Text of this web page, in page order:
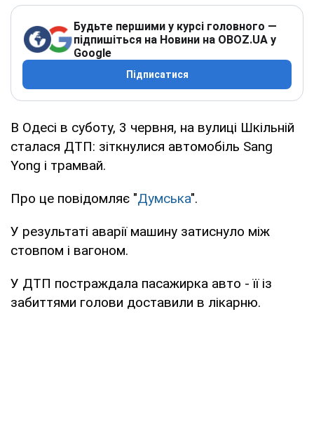
Будьте першими у курсі головного —
підпишіться на Новини на OBOZ.UA у
Google
Підписатися
В Одесі в суботу, 3 червня, на вулиці Шкільній
сталася ДТП: зіткнулися автомобіль Sang
Yong і трамвай.
Про це повідомляє "Думська".
У результаті аварії машину затиснуло між
стовпом і вагоном.
У ДТП постраждала пасажирка авто - її із
забиттями голови доставили в лікарню.